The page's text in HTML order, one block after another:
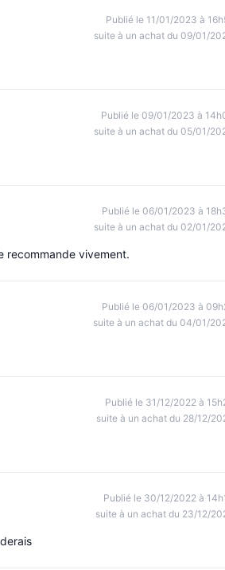
Publié le 11/01/2023 à
suite à un achat du 09/01/
Publié le 09/01/2023 à
suite à un achat du 05/01/
Publié le 06/01/2023 à
suite à un achat du 02/01/
recommande vivement.
Publié le 06/01/2023 à
suite à un achat du 04/01/
Publié le 31/12/2022 à
suite à un achat du 28/12/
Publié le 30/12/2022 à
suite à un achat du 23/12/